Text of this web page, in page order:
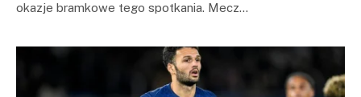
okazje bramkowe tego spotkania. Mecz…